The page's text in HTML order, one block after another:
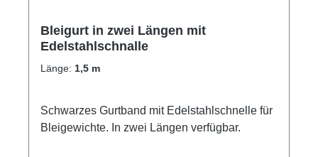
Bleigurt in zwei Längen mit
Edelstahlschnalle
Länge: 1,5 m
Schwarzes Gurtband mit Edelstahlschnelle für
Bleigewichte. In zwei Längen verfügbar.